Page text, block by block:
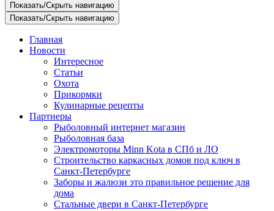
Показать/Скрыть навигацию
Показать/Скрыть навигацию
Главная
Новости
Интересное
Статьи
Охота
Прикормки
Кулинарные рецепты
Партнеры
Рыболовный интернет магазин
Рыболовная база
Электромоторы Minn Kota в СПб и ЛО
Строительство каркасных домов под ключ в
Санкт-Петербурге
Заборы и жалюзи это правильное решение для
дома
Стальные двери в Санкт-Петербурге